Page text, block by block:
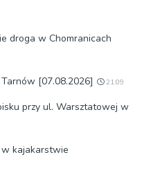
droga w Chomranicach
[07.08.2026] 21:09
przy ul. Warsztatowej w
w kajakarstwie